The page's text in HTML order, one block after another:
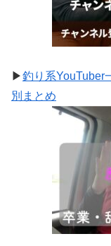
▶釣り系YouTuber
別まとめ